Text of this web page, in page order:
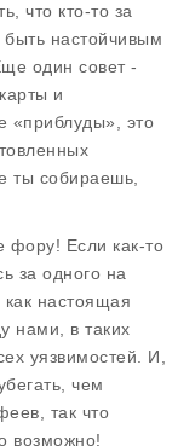
что кто-то за
настойчивым
один совет -
и
«приблуды», это
ты собираешь,
фору! Если как-то
за одного на
настоящая
нами, в таких
уязвимостей. И,
чем
так что
возможно!